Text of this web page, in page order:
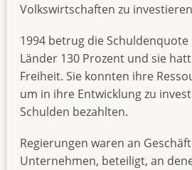
Volkswirtschaften zu
1994 betrug die
Länder 130 Prozent und sie
Freiheit. Sie konnten ihre
um in ihre Entwicklung zu
Schulden bezahlten.
Regierungen waren an
Unternehmen, beteiligt, an